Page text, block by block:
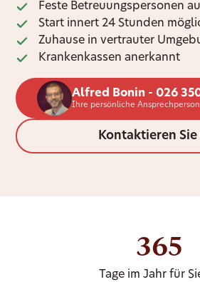
Feste Betreuungspersonen
Start innert 24 Stunden
Zuhause in vertrauter
Krankenkassen anerkannt
Alfred Bonin - 026
Ihre persönliche
Kontaktieren Sie
365
Tage im Jahr für